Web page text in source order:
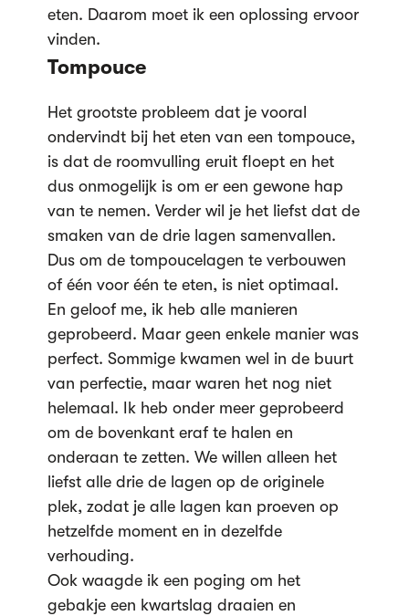
eten. Daarom moet ik een oplossing ervoor
vinden.
Tompouce
Het grootste probleem dat je vooral
ondervindt bij het eten van een tompouce,
is dat de roomvulling eruit floept en het
dus onmogelijk is om er een gewone hap
van te nemen. Verder wil je het liefst dat de
smaken van de drie lagen samenvallen.
Dus om de tompoucelagen te verbouwen
of één voor één te eten, is niet optimaal.
En geloof me, ik heb alle manieren
geprobeerd. Maar geen enkele manier was
perfect. Sommige kwamen wel in de buurt
van perfectie, maar waren het nog niet
helemaal. Ik heb onder meer geprobeerd
om de bovenkant eraf te halen en
onderaan te zetten. We willen alleen het
liefst alle drie de lagen op de originele
plek, zodat je alle lagen kan proeven op
hetzelfde moment en in dezelfde
verhouding.
Ook waagde ik een poging om het
gebakje een kwartslag draaien en